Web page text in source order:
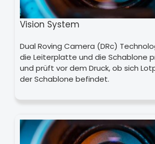
Vision System
Dual Roving Camera (DRc)
die Leiterplatte und die Schablone
und prüft vor dem Druck, ob sich
der Schablone befindet.